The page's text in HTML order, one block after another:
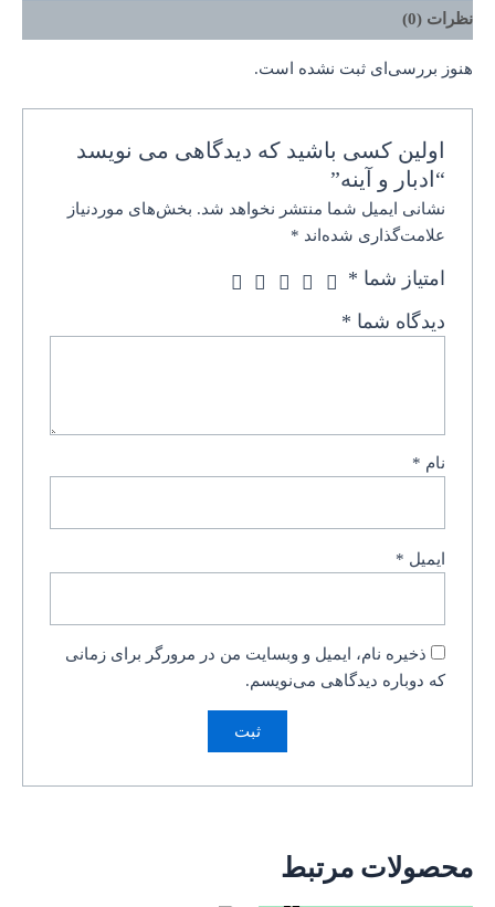
نظرات (0)
هنوز بررسی‌ای ثبت نشده است.
اولین کسی باشید که دیدگاهی می نویسد
“ادبار و آینه”
نشانی ایمیل شما منتشر نخواهد شد. بخش‌های موردنیاز
علامت‌گذاری شده‌اند *
امتیاز شما *
دیدگاه شما *
نام *
ایمیل *
ذخیره نام، ایمیل و وبسایت من در مرورگر برای زمانی
که دوباره دیدگاهی می‌نویسم.
محصولات مرتبط